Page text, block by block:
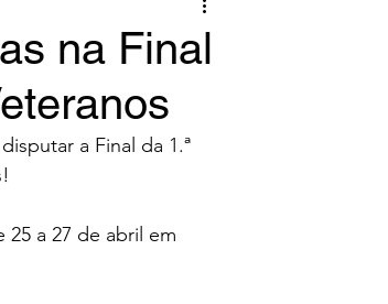
na Final
a Final da 1.ª
a 27 de abril em